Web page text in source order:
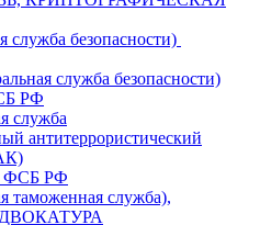
безопасности)
служба безопасности)
РФ
служба
антитеррористический
ФСБ РФ
таможенная служба),